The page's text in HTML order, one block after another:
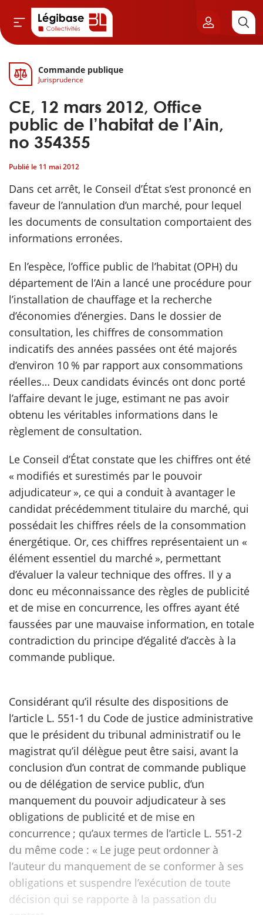
& Cimetières
& Élu local
& Finances locales
Commande publique
Jurisprudence
CE, 12 mars 2012, Office
public de l’habitat de l’Ain,
no 354355
Publié le 11 mai 2012
Dans cet arrêt, le Conseil d’État s’est prononcé en
faveur de l’annulation d’un marché, pour lequel
les documents de consultation comportaient des
informations erronées.
En l’espèce, l’office public de l’habitat (OPH) du
département de l’Ain a lancé une procédure pour
l’installation de chauffage et la recherche
d’économies d’énergies. Dans le dossier de
consultation, les chiffres de consommation
indicatifs des années passées ont été majorés
d’environ 10 % par rapport aux consommations
réelles… Deux candidats évincés ont donc porté
l’affaire devant le juge, estimant ne pas avoir
obtenu les véritables informations dans le
règlement de consultation.
Le Conseil d’État constate que les chiffres ont été
« modifiés et surestimés par le pouvoir
adjudicateur », ce qui a conduit à avantager le
candidat précédemment titulaire du marché, qui
possédait les chiffres réels de la consommation
énergétique. Or, ces chiffres représentaient un «
élément essentiel du marché », permettant
d’évaluer la valeur technique des offres. Il y a
donc eu méconnaissance des règles de publicité
et de mise en concurrence, les offres ayant été
faussées par une mauvaise information, en totale
contradiction du principe d’égalité d’accès à la
commande publique.
Considérant qu’il résulte des dispositions de
l’article L. 551-1 du Code de justice administrative
que le président du tribunal administratif ou le
magistrat qu’il délègue peut être saisi, avant la
conclusion d’un contrat de commande publique
ou de délégation de service public, d’un
manquement du pouvoir adjudicateur à ses
obligations de publicité et de mise en
concurrence ; qu’aux termes de l’article L. 551-2
du même code : « Le juge peut ordonner à
l’auteur du manquement de se conformer à ses
obligations et suspendre l’exécution de toute
décision qui se rapporte à la passation du